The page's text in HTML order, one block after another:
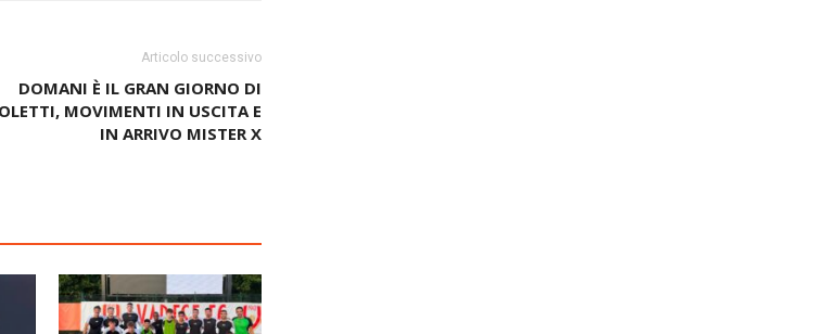
Articolo successivo
DOMANI È IL GRAN GIORNO DI
MOVIMENTI IN USCITA E
IN ARRIVO MISTER X